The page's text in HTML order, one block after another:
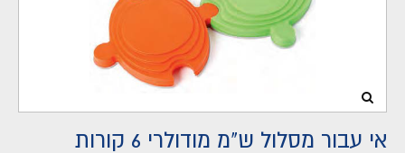
אי עבור מסלול ש"מ מודולרי 6 קורות